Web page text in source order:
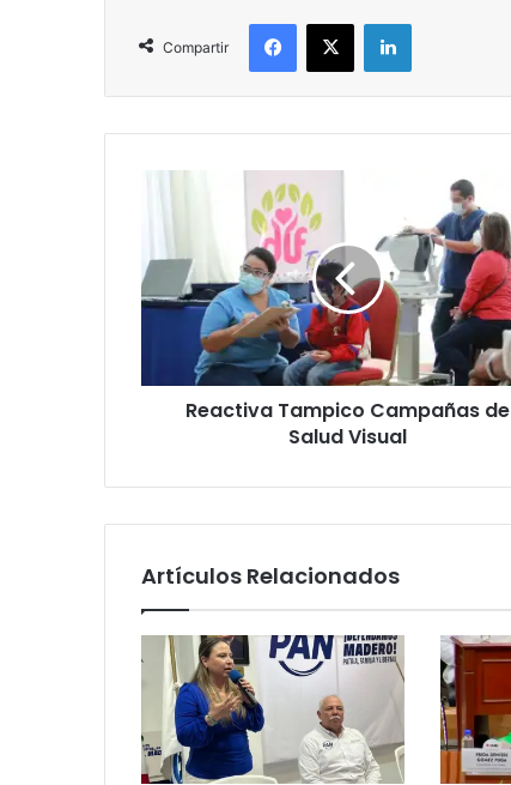
Compartir
Reactiva Tampico Campañas de
Salud Visual
Artículos Relacionados